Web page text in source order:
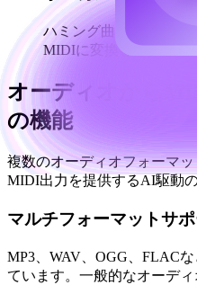
ハミング曲、ギターの
MIDIに変換して、さら
オーディオから
の機能
複数のオーディオフォーマ
MIDI出力を提供するAI駆動の
マルチフォーマットサポ
MP3、WAV、OGG、FLAC
ています。一般的なオーデ